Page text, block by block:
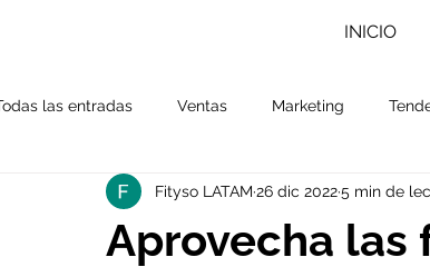
INICIO
las entradas Ventas Marketing
Gestión del tiempo Noticias E-commerce
Aprovecha las
Fityso LATAM 26 dic 20225 min de